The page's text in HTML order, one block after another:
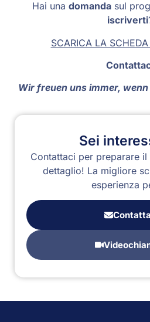
Sei
Contattaci per preparare
dettaglio! La migliore
esperienza
Hai una domanda sul
iscriverti
SCARICA LA SCHEDA
Wir freuen uns immer,